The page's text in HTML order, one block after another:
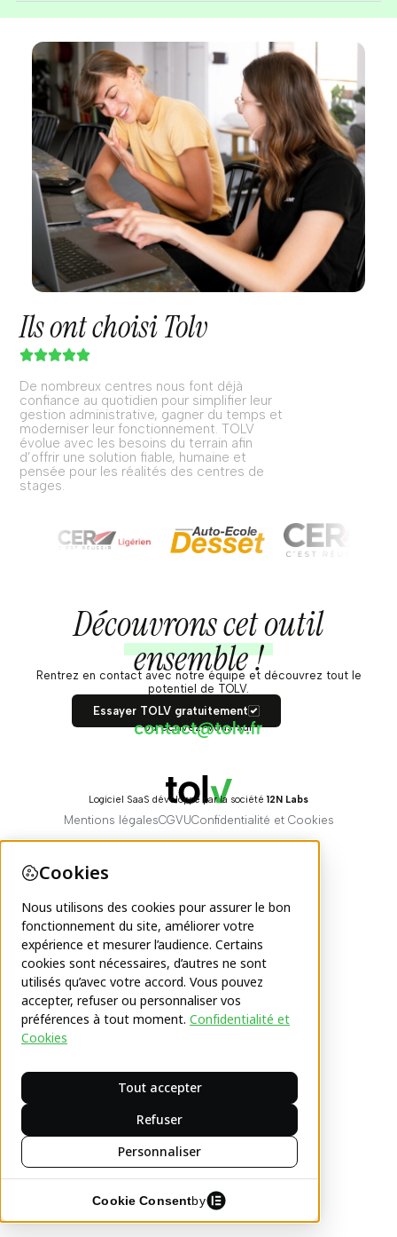
Ils ont choisi Tolv

De nombreux centres nous font déjà
confiance au quotidien pour simplifier leur
gestion administrative, gagner du temps et
moderniser leur fonctionnement. TOLV
évolue avec les besoins du terrain afin
d’offrir une solution fiable, humaine et
pensée pour les réalités des centres de
stages.
Découvrons cet outil
ensemble !
Rentrez en contact avec notre équipe et découvrez tout le
potentiel de TOLV.
Essayer TOLV gratuitement
ou écrivez-vous sur
Logiciel SaaS développé par la société 12N Labs
Mentions légalesCGVUConfidentialité et Cookies